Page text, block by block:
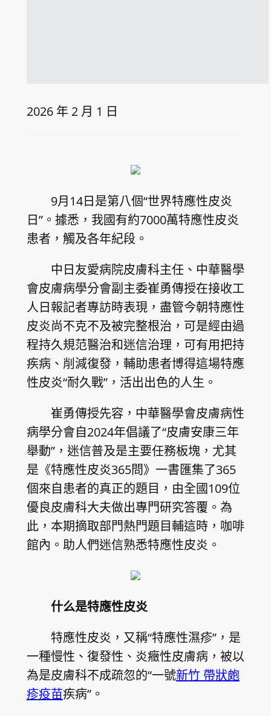
2026 年 2 月 1 日
9月14日是第八個“世界特應性皮炎
日”。據悉，我國有約7000萬特應性皮炎
患者，觸及各年紀段。
中日友愛病院皮膚科主任、中華醫學
會皮膚病學分會副主委崔勇傳授在接收工
人日報記者專訪時表現，盡管今朝特應性
皮炎尚不克不及被完整根治，可是經由過
程持久規范醫治和迷信治理，可有用把持
疾病、削減復發，輔助患者博得這場特應
性皮炎“耐久戰”，活出出色的人生。
崔勇傳授先容，中華醫學會皮膚病性
病學分會自2024年倡議了“皮膚安康三年
舉動”，迷信普及是主要任務板塊，尤其
是《特應性皮炎365問》一書匯集了365
個來自患者的真正的題目，由全國109位
優良皮膚科大夫做出專門研究答覆。為
此，本期摘取部門熱門題目輔這時，咖啡
館內。助人們迷信熟悉特應性皮炎。
什么是特應性皮炎
特應性皮炎，又稱“特應性濕疹”，是
一種慢性、復發性、炎癥性皮膚病，被以
為是皮膚科不成疏忽的“一號新竹 帶狀皰
疹疫苗疾病”。